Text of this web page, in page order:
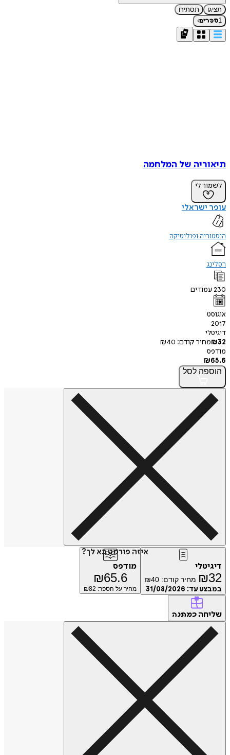
תציגו
תסתירו
1ספרים›
תיאוריה של המלחמה
לשמור לי
עופר ישראלי
היסטוריה ופוליטיקה
רסלינג
230עמודים
אוגוסט
2017
דיגיטלי
₪32 מחיר קודם: ₪40
מודפס
₪65.6
הוספה לסל
איזה פורמט בא לך?
דיגיטלי
₪32 מחיר קודם: ₪40
במבצע עד: 31/08/2026
מודפס
₪65.6
מחיר על הספר: ₪ 82
שליחה כמתנה